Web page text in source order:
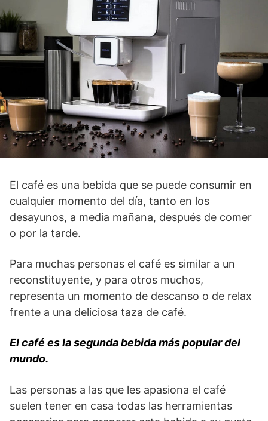
El café es una bebida que se puede consumir en
cualquier momento del día, tanto en los
desayunos, a media mañana, después de comer
o por la tarde.
Para muchas personas el café es similar a un
reconstituyente, y para otros muchos,
representa un momento de descanso o de relax
frente a una deliciosa taza de café.
El café es la segunda bebida más popular del
mundo.
Las personas a las que les apasiona el café
suelen tener en casa todas las herramientas